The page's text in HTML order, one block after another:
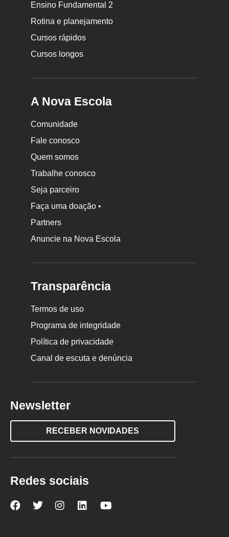
Ensino Fundamental 2
Rotina e planejamento
Cursos rápidos
Cursos longos
A Nova Escola
Comunidade
Fale conosco
Quem somos
Trabalhe conosco
Seja parceiro
Faça uma doação •
Partners
Anuncie na Nova Escola
Transparência
Termos de uso
Programa de integridade
Política de privacidade
Canal de escuta e denúncia
Newsletter
RECEBER NOVIDADES
Redes sociais
NovaNova Nova Nova